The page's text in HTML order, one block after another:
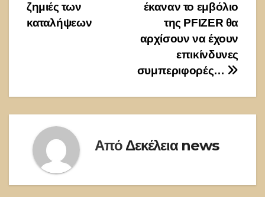
έκαναν το εμβόλιο
της PFIZER θα
αρχίσουν να έχουν
επικίνδυνες
συμπεριφορές…
ζημιές των
καταλήψεων
Από Δεκέλεια news